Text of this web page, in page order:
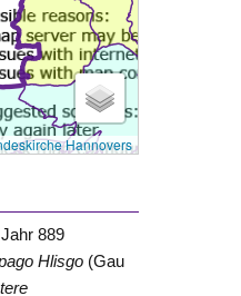
Hannovers
889
Hlisgo (Gau